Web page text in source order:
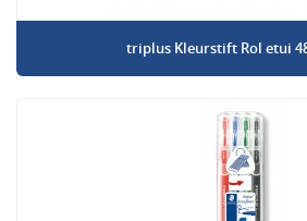
triplus Kleurstift Rol etui